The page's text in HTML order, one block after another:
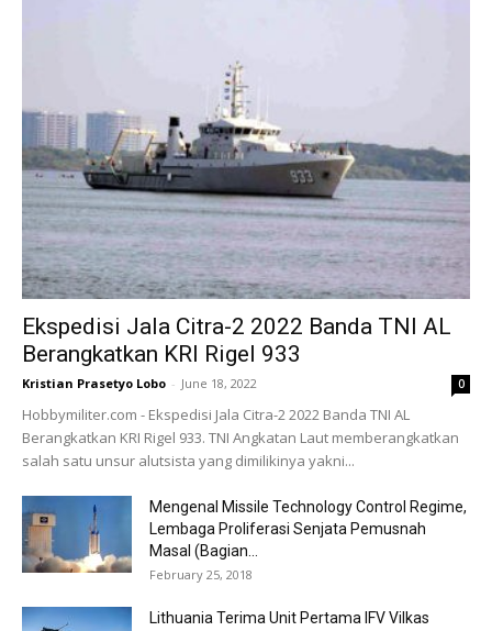
Ekspedisi Jala Citra-2 2022 Banda TNI AL
Berangkatkan KRI Rigel 933
Kristian Prasetyo Lobo - June 18, 2022 0
Hobbymiliter.com - Ekspedisi Jala Citra-2 2022 Banda TNI AL
Berangkatkan KRI Rigel 933. TNI Angkatan Laut memberangkatkan
salah satu unsur alutsista yang dimilikinya yakni...
Mengenal Missile Technology Control Regime,
Lembaga Proliferasi Senjata Pemusnah
Masal (Bagian...
February 25, 2018
Lithuania Terima Unit Pertama IFV Vilkas